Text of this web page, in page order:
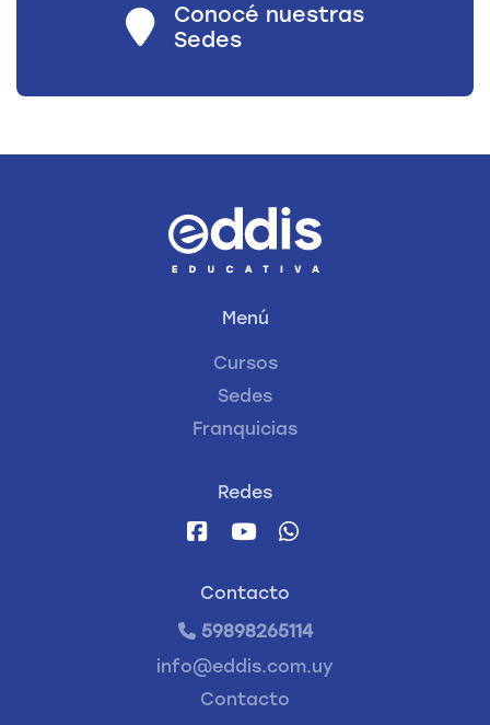
Conocé nuestras
Sedes
Menú
Cursos
Sedes
Franquicias
Redes
Contacto
59898265114
info@eddis.com.uy
Contacto